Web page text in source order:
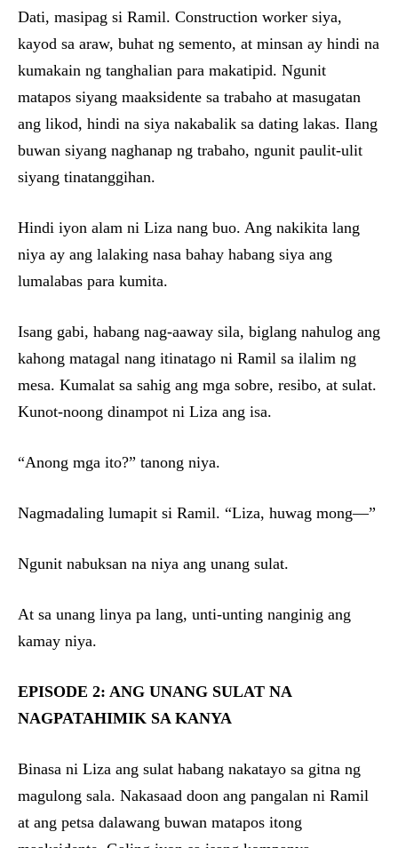
Dati, masipag si Ramil. Construction worker siya,
kayod sa araw, buhat ng semento, at minsan ay hindi na
kumakain ng tanghalian para makatipid. Ngunit
matapos siyang maaksidente sa trabaho at masugatan
ang likod, hindi na siya nakabalik sa dating lakas. Ilang
buwan siyang naghanap ng trabaho, ngunit paulit-ulit
siyang tinatanggihan.
Hindi iyon alam ni Liza nang buo. Ang nakikita lang
niya ay ang lalaking nasa bahay habang siya ang
lumalabas para kumita.
Isang gabi, habang nag-aaway sila, biglang nahulog ang
kahong matagal nang itinatago ni Ramil sa ilalim ng
mesa. Kumalat sa sahig ang mga sobre, resibo, at sulat.
Kunot-noong dinampot ni Liza ang isa.
“Anong mga ito?” tanong niya.
Nagmadaling lumapit si Ramil. “Liza, huwag mong—”
Ngunit nabuksan na niya ang unang sulat.
At sa unang linya pa lang, unti-unting nanginig ang
kamay niya.
EPISODE 2: ANG UNANG SULAT NA
NAGPATAHIMIK SA KANYA
Binasa ni Liza ang sulat habang nakatayo sa gitna ng
magulong sala. Nakasaad doon ang pangalan ni Ramil
at ang petsa dalawang buwan matapos itong